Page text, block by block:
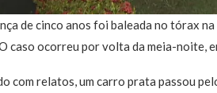
de cinco anos foi baleada no tórax
caso ocorreu por volta da meia-noite,
com relatos, um carro prata passou